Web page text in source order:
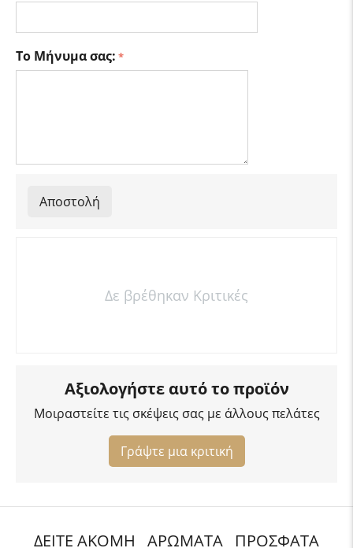
Το Μήνυμα σας:
Αποστολή
Δε βρέθηκαν Κριτικές
Αξιολογήστε αυτό το προϊόν
Μοιραστείτε τις σκέψεις σας με άλλους πελάτες
Γράψτε μια κριτική
ΔΕΙΤΕ ΑΚΟΜΗ ΑΡΩΜΑΤΑ ΠΡΟΣΦΑΤΑ